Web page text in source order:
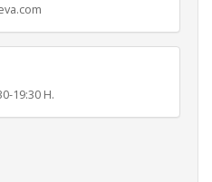
19:30 H.